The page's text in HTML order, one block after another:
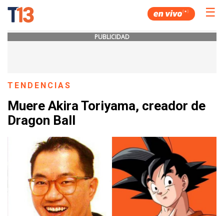
☰
PUBLICIDAD
TENDENCIAS
Muere Akira Toriyama, creador de
Dragon Ball